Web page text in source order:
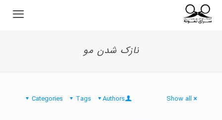
نازک شدن مو
Categories Tags Authors Show all